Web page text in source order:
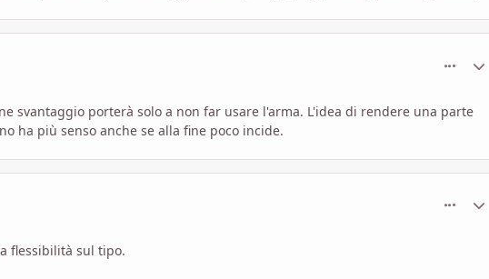
svantaggio porterà solo a non far usare l'arma. L'idea di rendere una parte
ha più senso anche se alla fine poco incide.
flessibilità sul tipo.